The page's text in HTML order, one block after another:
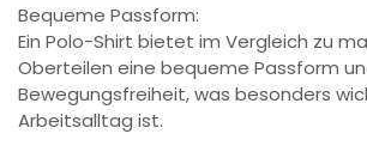
Bequeme Passform:
Ein Polo-Shirt bietet im Vergleich zu
Oberteilen eine bequeme Passform
Bewegungsfreiheit, was besonders
Arbeitsalltag ist.